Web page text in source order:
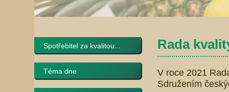
Spotřebitel za kvalitou...
Téma dne
Rada
V roce 2021
Sdružením